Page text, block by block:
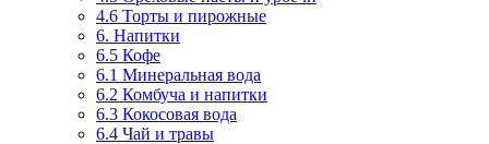
4.6 Торты и пирожные
6. Напитки
6.5 Кофе
6.1 Минеральная вода
6.2 Комбуча и напитки
6.3 Кокосовая вода
6.4 Чай и травы